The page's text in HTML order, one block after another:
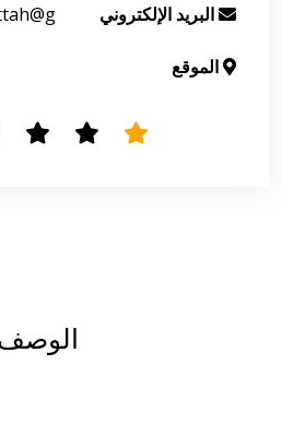
البريد الإلكتروني
الموقع